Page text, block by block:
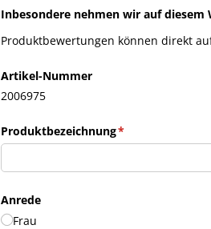
Inbesondere nehmen wir auf diesem
Produktbewertungen können direkt
Artikel-Nummer
2006975
Produktbezeichnung*
(erforderlich)
Anrede
Frau